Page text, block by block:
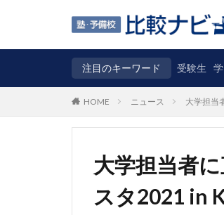
注目のキーワード 受験生
HOME ニュース 大学担当
大学担当者
スタ2021 in